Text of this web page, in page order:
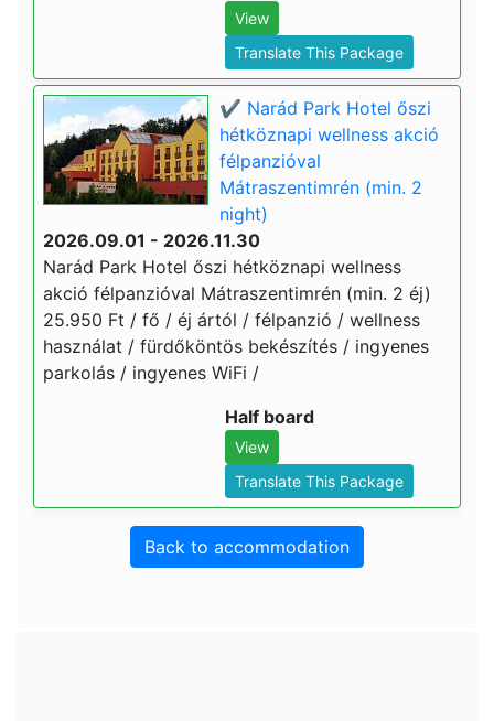
View
Translate This Package
✔️ Narád Park Hotel őszi
hétköznapi wellness akció
félpanzióval
Mátraszentimrén (min. 2
night)
2026.09.01 - 2026.11.30
Narád Park Hotel őszi hétköznapi wellness
akció félpanzióval Mátraszentimrén (min. 2 éj)
25.950 Ft / fő / éj ártól / félpanzió / wellness
használat / fürdőköntös bekészítés / ingyenes
parkolás / ingyenes WiFi /
Half board
View
Translate This Package
Back to accommodation